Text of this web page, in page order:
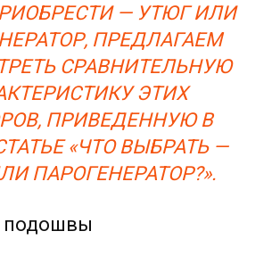
— УТЮГ ИЛИ
ПРЕДЛАГАЕМ
СРАВНИТЕЛЬНУЮ
ЭТИХ
ПРИВЕДЕННУЮ В
«ЧТО ВЫБРАТЬ —
ПАРОГЕНЕРАТОР?».
подошвы